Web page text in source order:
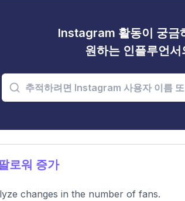
Instagram 활동이 궁금
원하는 인플루언서
로워 증가
changes in the number of fans.